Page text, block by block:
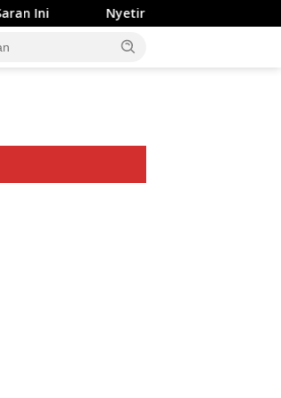
Nyetir Suzuki XL7 Facelift Kini Lebih